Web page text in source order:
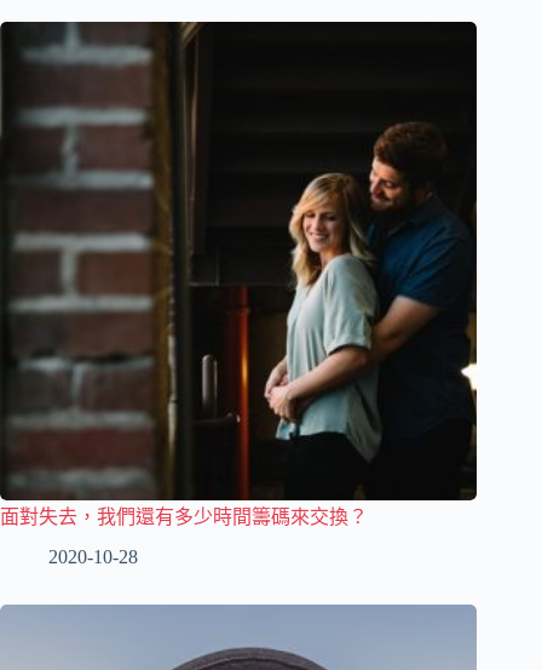
面對失去，我們還有多少時間籌碼來交換？
2020-10-28